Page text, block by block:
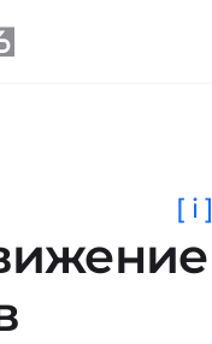
[ i ]